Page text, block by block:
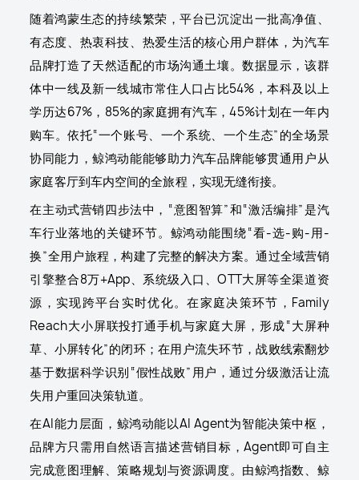
随着鸿蒙生态的持续繁荣，平台已沉淀出一批高净值、
有态度、热衷科技、热爱生活的核心用户群体，为汽车
品牌打造了天然适配的市场沟通土壤。数据显示，该群
体中一线及新一线城市常住人口占比54%，本科及以上
学历达67%，85%的家庭拥有汽车，45%计划在一年内
购车。依托“一个账号、一个系统、一个生态”的全场景
协同能力，鲸鸿动能能够助力汽车品牌能够贯通用户从
家庭客厅到车内空间的全旅程，实现无缝衔接。
在主动式营销四步法中，“意图智算”和“激活编排”是汽
车行业落地的关键环节。鲸鸿动能围绕“看-选-购-用-
换”全用户旅程，构建了完整的解决方案。通过全域营销
引擎整合8万+App、系统级入口、OTT大屏等全渠道资
源，实现跨平台实时优化。在家庭决策环节，Family
Reach大小屏联投打通手机与家庭大屏，形成“大屏种
草、小屏转化”的闭环；在用户流失环节，战败线索翻炒
基于数据科学识别“假性战败”用户，通过分级激活让流
失用户重回决策轨道。
在AI能力层面，鲸鸿动能以AI Agent为智能决策中枢，
品牌方只需用自然语言描述营销目标，Agent即可自主
完成意图理解、策略规划与资源调度。由鲸鸿指数、鲸